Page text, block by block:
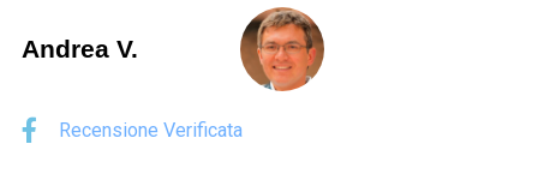
Andrea V.
Recensione Verificata